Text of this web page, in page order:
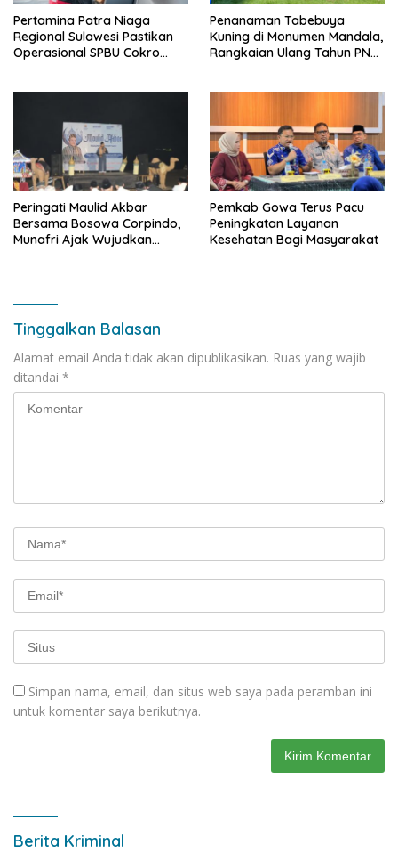
Pertamina Patra Niaga
Regional Sulawesi Pastikan
Operasional SPBU Cokro
Penanaman Tabebuya
Kuning di Monumen Mandala,
Rangkaian Ulang Tahun PNM
Peringati Maulid Akbar
Bersama Bosowa Corpindo,
Munafri Ajak Wujudkan
Pemkab Gowa Terus Pacu
Peningkatan Layanan
Kesehatan Bagi Masyarakat
Tinggalkan Balasan
Alamat email Anda tidak akan dipublikasikan. Ruas yang wajib
ditandai *
Simpan nama, email, dan situs web saya pada peramban ini
untuk komentar saya berikutnya.
Berita Kriminal